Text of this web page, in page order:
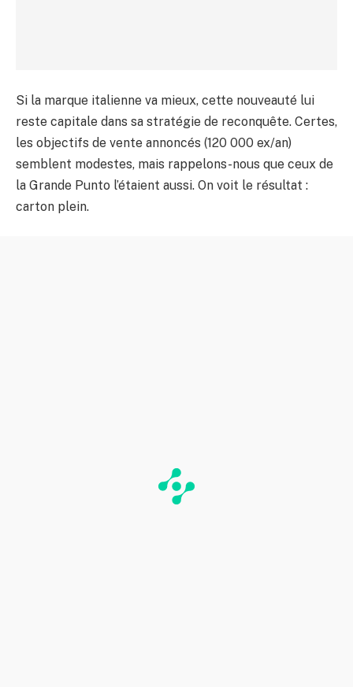
Si la marque italienne va mieux, cette nouveauté lui
reste capitale dans sa stratégie de reconquête. Certes,
les objectifs de vente annoncés (120 000 ex/an)
semblent modestes, mais rappelons-nous que ceux de
la Grande Punto l’étaient aussi. On voit le résultat :
carton plein.